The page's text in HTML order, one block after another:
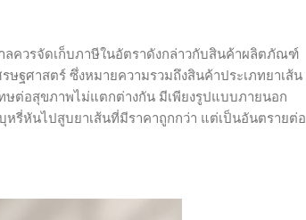
ลควรจัดเก็บภาษีในอัตราดังกล่าวกับสินค้าผลิตภัณฑ์
ฐศาสตร์ ซึ่งหมายความรวมถึงสินค้าประเภทยาเส้น
ต่อสุขภาพไม่แตกต่างกัน มีเพียงรูปแบบภายนอก
หรี่หันไปสูบยาเส้นที่มีราคาถูกกว่า แต่เป็นอันตรายต่อ
ประชาชนปรับตัว